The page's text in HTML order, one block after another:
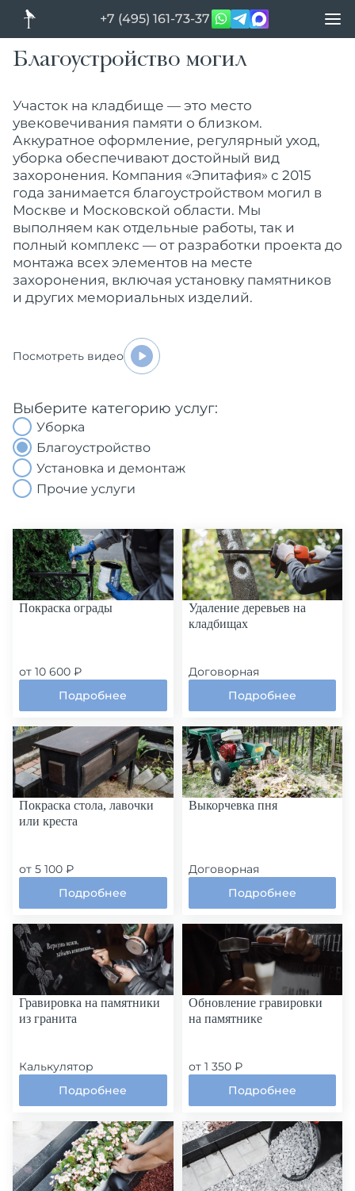
+7 (495) 161-73-37
Благоустройство могил
Участок на кладбище — это место
увековечивания памяти о близком.
Аккуратное оформление, регулярный уход,
уборка обеспечивают достойный вид
захоронения. Компания «Эпитафия» с 2015
года занимается благоустройством могил в
Москве и Московской области. Мы
выполняем как отдельные работы, так и
полный комплекс — от разработки проекта до
монтажа всех элементов на месте
захоронения, включая установку памятников
и других мемориальных изделий.
Посмотреть видео
Выберите категорию услуг:
Уборка
Благоустройство
Установка и демонтаж
Прочие услуги
Покраска ограды
от 10 600 ₽
Подробнее
Удаление деревьев на
кладбищах
Договорная
Подробнее
Покраска стола, лавочки
или креста
от 5 100 ₽
Подробнее
Выкорчевка пня
Договорная
Подробнее
Гравировка на памятники
из гранита
Калькулятор
Подробнее
Обновление гравировки
на памятнике
от 1 350 ₽
Подробнее